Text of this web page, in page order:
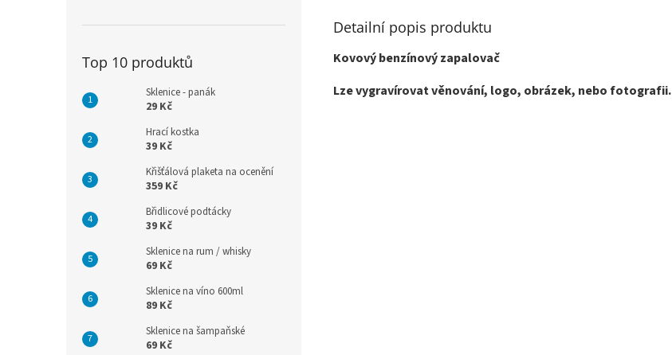
Top 10 produktů
Sklenice - panák
29 Kč
Hrací kostka
39 Kč
Křišťálová plaketa na ocenění
359 Kč
Břidlicové podtácky
39 Kč
Sklenice na rum / whisky
69 Kč
Sklenice na víno 600ml
89 Kč
Sklenice na šampaňské
69 Kč
Detailní popis produktu
Kovový benzínový zapalovač
Lze vygravírovat věnování, logo, obrázek, nebo fotografii.